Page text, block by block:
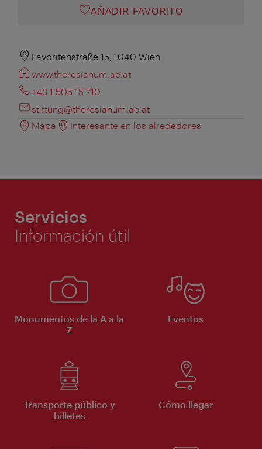
AÑADIR FAVORITO
Favoritenstraße 15, 1040 Wien
www.theresianum.ac.at
+43 1 505 15 710
stiftung@theresianum.ac.at
Mapa
Interesante en los alrededores
Servicios
Información útil
Monumentos de la A a la
Z
Eventos
Transporte público y
billetes
Cómo llegar